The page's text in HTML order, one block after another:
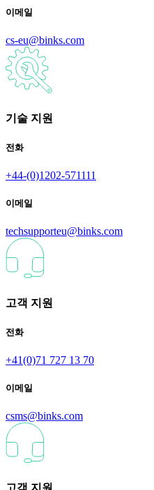
이메일
cs-eu@binks.com
기술 지원
전화
+44-(0)1202-571111
이메일
techsupporteu@binks.com
고객 지원
전화
+41(0)71 727 13 70
이메일
csms@binks.com
고객 지원